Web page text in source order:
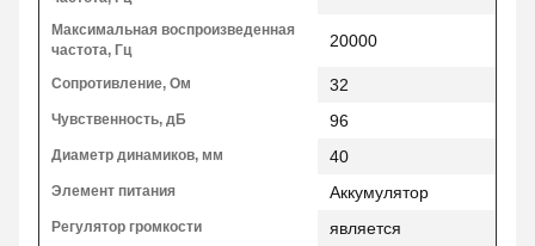
Максимальная воспроизведенная
частота, Гц
20000
Сопротивление, Ом 32
Чувственность, дБ 96
Диаметр динамиков, мм 40
Элемент питания Аккумулятор
Регулятор громкости является